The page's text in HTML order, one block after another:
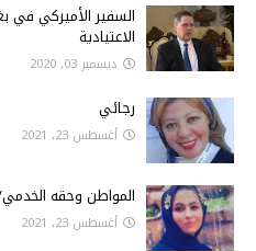
السفير الأميركي في
الاعتيادية
ديسمبر 03, 2020
رجائي
أغسطس 23, 2021
المواطن وحقه الخدمي/
أغسطس 23, 2021